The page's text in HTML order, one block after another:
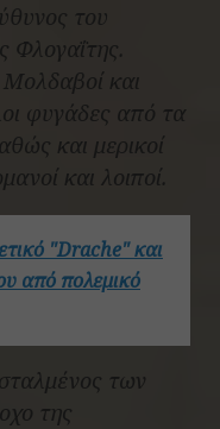
του
Φλογαΐτης.
Μολδαβοί και
φυγάδες από τα
και μερικοί
και λοιποί.
"Drache" και
από πολεμικό
των
της